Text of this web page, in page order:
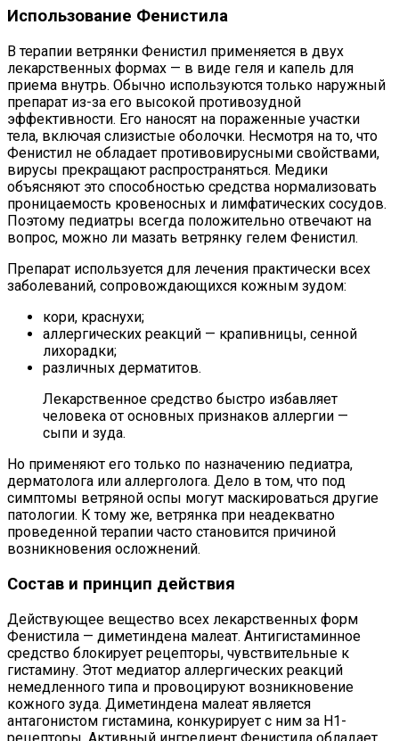
Использование Фенистила
В терапии ветрянки Фенистил применяется в двух
лекарственных формах — в виде геля и капель для
приема внутрь. Обычно используются только наружный
препарат из-за его высокой противозудной
эффективности. Его наносят на пораженные участки
тела, включая слизистые оболочки. Несмотря на то, что
Фенистил не обладает противовирусными свойствами,
вирусы прекращают распространяться. Медики
объясняют это способностью средства нормализовать
проницаемость кровеносных и лимфатических сосудов.
Поэтому педиатры всегда положительно отвечают на
вопрос, можно ли мазать ветрянку гелем Фенистил.
Препарат используется для лечения практически всех
заболеваний, сопровождающихся кожным зудом:
кори, краснухи;
аллергических реакций — крапивницы, сенной
лихорадки;
различных дерматитов.
Лекарственное средство быстро избавляет
человека от основных признаков аллергии —
сыпи и зуда.
Но применяют его только по назначению педиатра,
дерматолога или аллерголога. Дело в том, что под
симптомы ветряной оспы могут маскироваться другие
патологии. К тому же, ветрянка при неадекватно
проведенной терапии часто становится причиной
возникновения осложнений.
Состав и принцип действия
Действующее вещество всех лекарственных форм
Фенистила — диметиндена малеат. Антигистаминное
средство блокирует рецепторы, чувствительные к
гистамину. Этот медиатор аллергических реакций
немедленного типа и провоцируют возникновение
кожного зуда. Диметиндена малеат является
антагонистом гистамина, конкурирует с ним за H1-
рецепторы. Активный ингредиент Фенистила обладает